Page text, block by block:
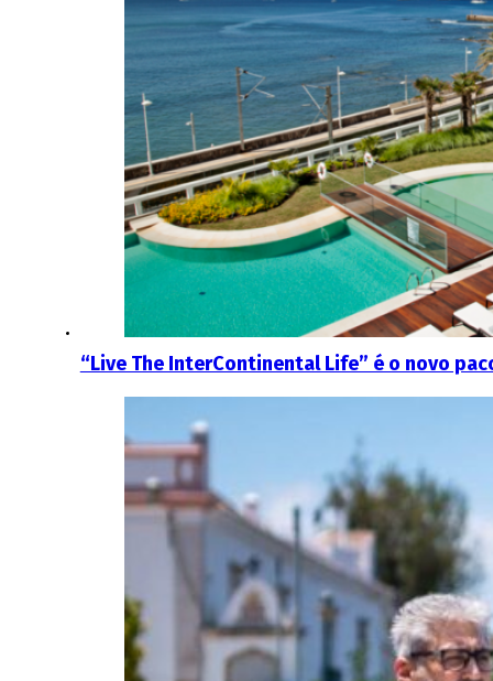
“Live The InterContinental Life” é o novo